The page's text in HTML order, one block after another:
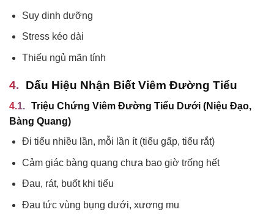
Suy dinh dưỡng
Stress kéo dài
Thiếu ngủ mãn tính
Dấu Hiệu Nhận Biết Viêm Đường Tiểu
Triệu Chứng Viêm Đường Tiểu Dưới (Niệu Đạo,
Bàng Quang)
Đi tiểu nhiều lần, mỗi lần ít (tiểu gấp, tiểu rắt)
Cảm giác bàng quang chưa bao giờ trống hết
Đau, rát, buốt khi tiểu
Đau tức vùng bụng dưới, xương mu